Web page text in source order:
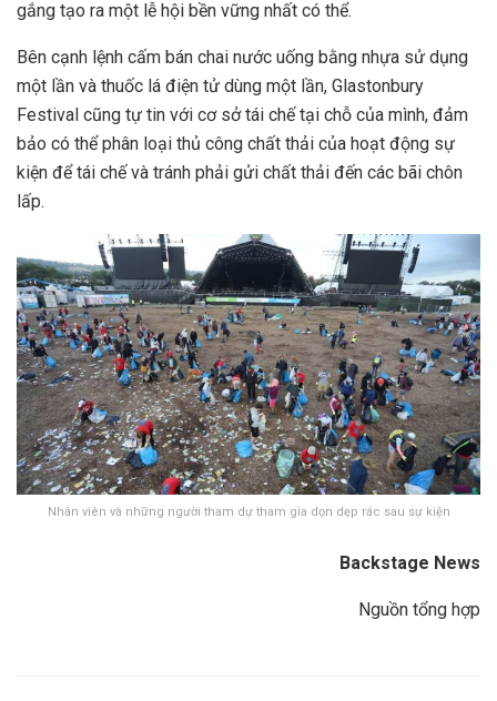
gắng tạo ra một lễ hội bền vững nhất có thể.
Bên cạnh lệnh cấm bán chai nước uống bằng nhựa sử dụng
một lần và thuốc lá điện tử dùng một lần, Glastonbury
Festival cũng tự tin với cơ sở tái chế tại chỗ của mình, đảm
bảo có thể phân loại thủ công chất thải của hoạt động sự
kiện để tái chế và tránh phải gửi chất thải đến các bãi chôn
lấp.
Nhân viên và những người tham dự tham gia dọn dẹp rác sau sự kiện
Backstage News
Nguồn tổng hợp